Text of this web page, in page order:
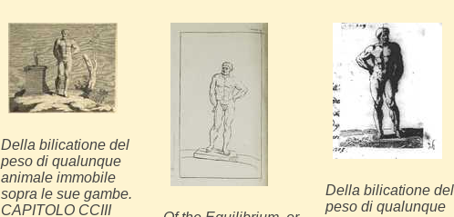
Della bilicatione del
peso di qualunque
animale immobile
sopra le sue gambe.
CAPITOLO CCIII
Della bilicatione del
peso di qualunque